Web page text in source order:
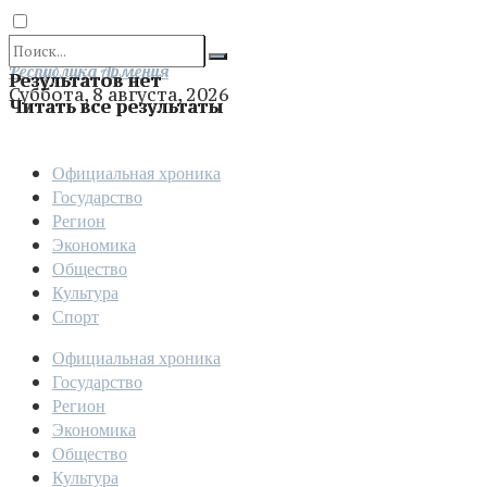
Результатов нет
Читать все результаты
Отправить
Республика Армения
Суббота, 8 августа, 2026
Официальная хроника
Государство
Регион
Экономика
Общество
Культура
Спорт
Официальная хроника
Государство
Регион
Экономика
Общество
Культура